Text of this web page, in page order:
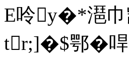
E呤y�*潖巾
tr;]�$鄂�